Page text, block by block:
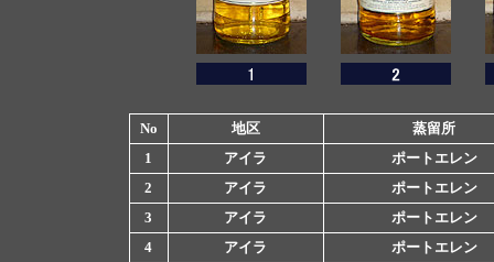
No 地区
蒸留所
1
アイラ
ポートエレン
2
アイラ
ポートエレン
3
アイラ
ポートエレン
4
アイラ
ポートエレン